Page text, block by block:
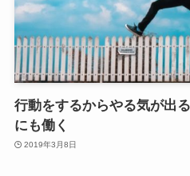
行動をするからやる気が出
にも働く
2019年3月8日